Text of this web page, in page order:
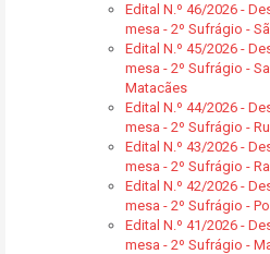
Edital N.º 46/2026 -
mesa - 2º Sufrágio -
Edital N.º 45/2026 -
mesa - 2º Sufrágio -
Matacães
Edital N.º 44/2026 -
mesa - 2º Sufrágio -
Edital N.º 43/2026 -
mesa - 2º Sufrágio -
Edital N.º 42/2026 -
mesa - 2º Sufrágio -
Edital N.º 41/2026 -
mesa - 2º Sufrágio -